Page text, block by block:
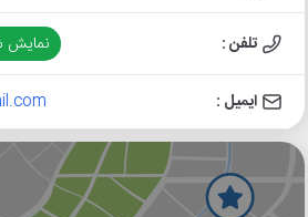
تلفن : نمایش
ایمیل :